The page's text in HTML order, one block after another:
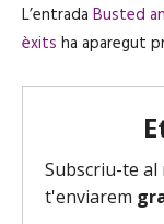
L’entrada Busted
èxits ha aparegut